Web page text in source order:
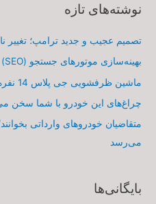
نوشته‌های تازه
تصمیم عجیب و جدید ترامپ؛ تغییر
بهینه‌سازی موتورهای جستجو (SEO)
ماشین ظرفشویی جی پلاس 14 نفره مدل GDW-N4663
چراغ‌های این خودرو با شما سخن
متقاضیان خودروهای وارداتی
می‌رسد
بایگانی‌ها